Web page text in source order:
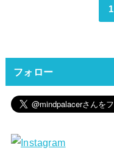
1
フォロー